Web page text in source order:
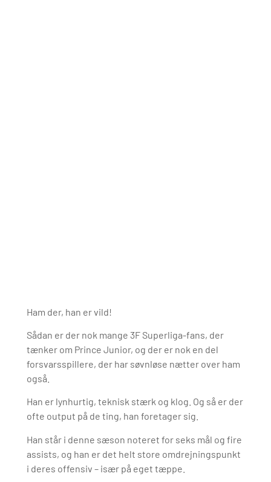
Ham der, han er vild!
Sådan er der nok mange 3F Superliga-fans, der
tænker om Prince Junior, og der er nok en del
forsvarsspillere, der har søvnløse nætter over ham
også.
Han er lynhurtig, teknisk stærk og klog. Og så er der
ofte output på de ting, han foretager sig.
Han står i denne sæson noteret for seks mål og fire
assists, og han er det helt store omdrejningspunkt
i deres offensiv – især på eget tæppe.